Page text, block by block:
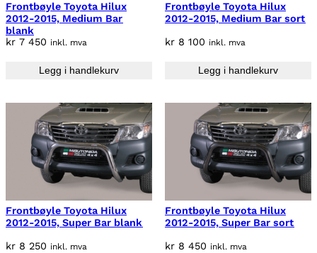
Frontbøyle Toyota Hilux
2012-2015, Medium Bar
blank
kr 7 450 inkl. mva
Legg i handlekurv
Frontbøyle Toyota Hilux
2012-2015, Medium Bar sort
kr 8 100 inkl. mva
Legg i handlekurv
Frontbøyle Toyota Hilux
2012-2015, Super Bar blank
kr 8 250 inkl. mva
Frontbøyle Toyota Hilux
2012-2015, Super Bar sort
kr 8 450 inkl. mva